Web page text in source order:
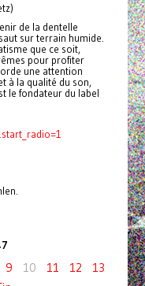
de la dentelle
sur terrain humide.
que ce soit,
pour profiter
une attention
à la qualité du son,
le fondateur du label
9 10 11 12
13